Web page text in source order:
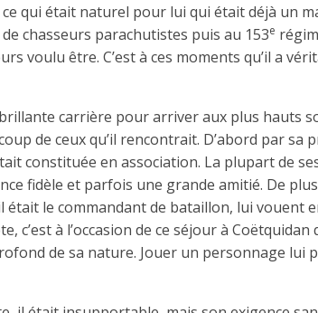
ce qui était naturel pour lui qui était déjà un
chasseurs parachutistes puis au 153e
voulu être. C’est à ces moments qu’il a
carrière pour arriver aux plus hauts
de ceux qu’il rencontrait. D’abord par sa
constituée en association. La plupart de
fidèle et parfois une grande amitié. De
le commandant de bataillon, lui vouent
à l’occasion de ce séjour à Coëtquidan
de sa nature. Jouer un personnage lui